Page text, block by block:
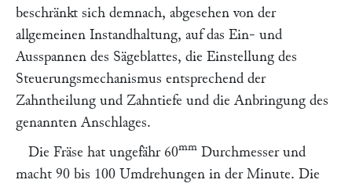
beschränkt sich demnach, abgesehen von der
allgemeinen Instandhaltung, auf das Ein- und
Ausspannen des Sägeblattes, die Einstellung des
Steuerungsmechanismus entsprechend der
Zahntheilung und Zahntiefe und die Anbringung des
genannten Anschlages.
Die Fräse hat ungefähr 60mm Durchmesser und
macht 90 bis 100 Umdrehungen in der Minute. Die